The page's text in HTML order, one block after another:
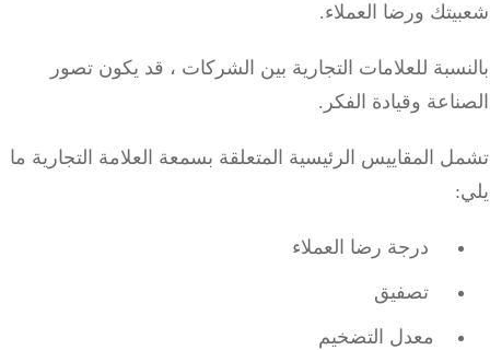
ورضا العملاء.
للعلامات التجارية بين الشركات ، قد يكون تصور
وقيادة الفكر.
المقاييس الرئيسية المتعلقة بسمعة العلامة التجارية ما
درجة رضا العملاء
تصفيق
معدل التضخيم